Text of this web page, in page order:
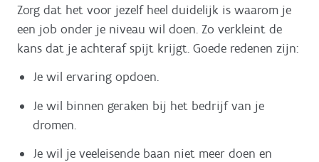
Zorg dat het voor jezelf heel duidelijk is waarom je
een job onder je niveau wil doen. Zo verkleint de
kans dat je achteraf spijt krijgt. Goede redenen zijn:
Je wil ervaring opdoen.
Je wil binnen geraken bij het bedrijf van je
dromen.
Je wil je veeleisende baan niet meer doen en